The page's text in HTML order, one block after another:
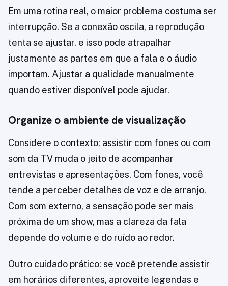
Em uma rotina real, o maior problema costuma ser
interrupção. Se a conexão oscila, a reprodução
tenta se ajustar, e isso pode atrapalhar
justamente as partes em que a fala e o áudio
importam. Ajustar a qualidade manualmente
quando estiver disponível pode ajudar.
Organize o ambiente de visualização
Considere o contexto: assistir com fones ou com
som da TV muda o jeito de acompanhar
entrevistas e apresentações. Com fones, você
tende a perceber detalhes de voz e de arranjo.
Com som externo, a sensação pode ser mais
próxima de um show, mas a clareza da fala
depende do volume e do ruído ao redor.
Outro cuidado prático: se você pretende assistir
em horários diferentes, aproveite legendas e